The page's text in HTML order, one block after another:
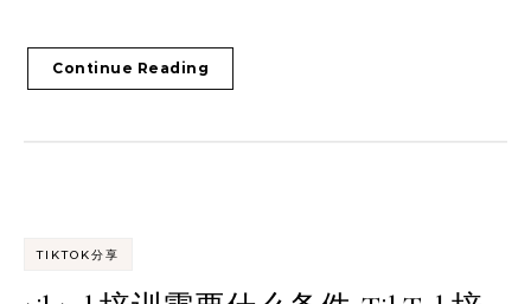
Continue Reading
TIKTOK分享